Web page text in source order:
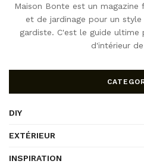
Maison Bonte est un
et de jardinage pour un
gardiste. C'est le guide ultime
d'intérieur
DIY
EXTÉRIEUR
INSPIRATION